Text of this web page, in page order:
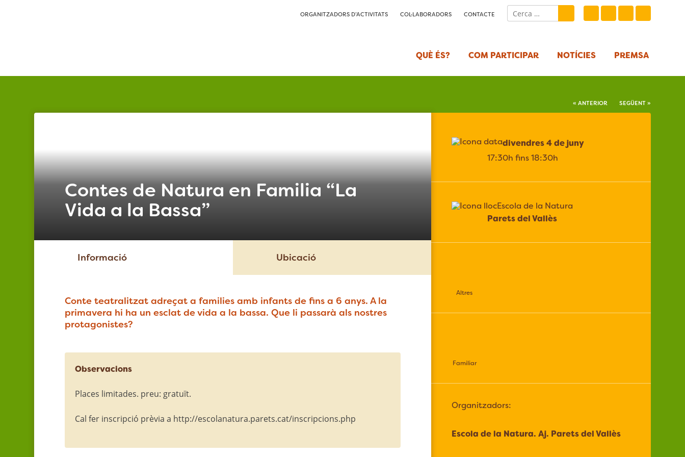
ORGANITZADORS D’ACTIVITATS COL·LABORADORS CONTACTE
QUÈ ÉS? COM PARTICIPAR NOTÍCIES PREMSA
« ANTERIOR SEGÜENT »
Contes de Natura en Familia “La
Vida a la Bassa”
Informació Ubicació
Conte teatralitzat adreçat a families amb infants de fins a 6 anys. A la
primavera hi ha un esclat de vida a la bassa. Que li passarà als nostres
protagonistes?
Observacions
Places limitades. preu: gratuït.
Cal fer inscripció prèvia a http://escolanatura.parets.cat/inscripcions.php
divendres 4 de juny
17:30h fins 18:30h
Escola de la Natura
Parets del Vallès
Altres
Familiar
Organitzadors:
Escola de la Natura. Aj. Parets del Vallès